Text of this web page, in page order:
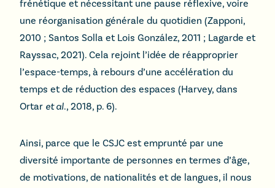
frénétique et nécessitant une pause réflexive, voire
une réorganisation générale du quotidien (Zapponi,
2010 ; Santos Solla et Lois González, 2011 ; Lagarde et
Rayssac, 2021). Cela rejoint l’idée de réapproprier
l’espace-temps, à rebours d’une accélération du
temps et de réduction des espaces (Harvey, dans
Ortar et al., 2018, p. 6).
Ainsi, parce que le CSJC est emprunté par une
diversité importante de personnes en termes d’âge,
de motivations, de nationalités et de langues, il nous